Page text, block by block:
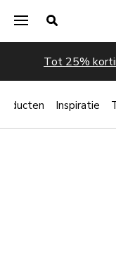
Tot 25%
Inspiratie